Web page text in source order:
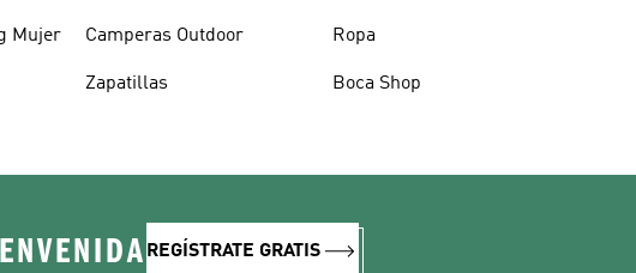
Mujer Camperas Outdoor
Zapatillas
Ropa
Boca Shop
REGÍSTRATE GRATIS